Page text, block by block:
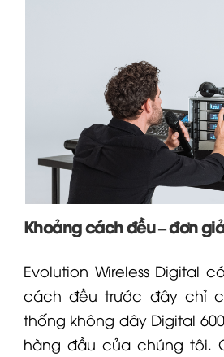
Khoảng cách đều – đơn
Evolution Wireless Digital
cách đều trước đây chỉ
thống không dây Digital
hàng đầu của chúng tôi.